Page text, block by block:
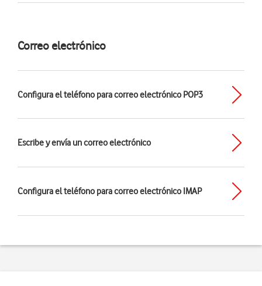
Correo electrónico
Configura el teléfono para correo electrónico POP3
Escribe y envía un correo electrónico
Configura el teléfono para correo electrónico IMAP